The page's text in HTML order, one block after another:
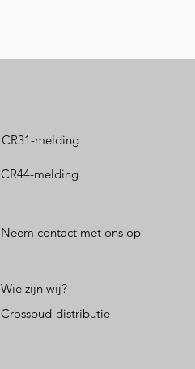
CR31-melding
CR44-melding
Neem contact met ons op
Wie zijn wij?
Crossbud-distributie